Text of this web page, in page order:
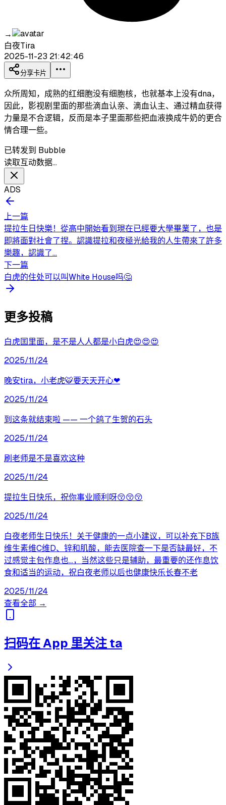
→
白夜Tira
2025-11-23 21:42:46
分享卡片
众所周知，成熟的红细胞没有细胞核，也就基本上没有dna，
因此，影视剧里面的那些滴血认亲、滴血认主、通过精血获得
力量是不合逻辑，反而是本子里面那些把血液换成牛奶的更合
情合理一些。
已转发到 Bubble
读取互动数据…
ADS
上一篇
提拉生日快樂！從高中開始看到現在已經要大學畢業了，也是
即將面對社會了捏。認識提拉和夜極光給我的人生帶來了許多
樂趣，認識了...
下一篇
白虎的住处可以叫White House吗🤔
更多投稿
白虎囯里面，是不是人人都是小白虎😍😍😍
2025/11/24
晚安tira，小老虎🐯要天天开心❤
2025/11/24
到这条就结束啦 —— 一个鸽了生贺的石头
2025/11/24
刷老师是不是喜欢这种
2025/11/24
提拉生日快乐，祝你事业顺利呀😚😚😚
2025/11/24
白夜老师生日快乐！关于健康的一点小建议，可以补充下B族
维生素维C维D、锌和肌酸，能去医院查一下是否缺最好，不
过感觉主包作息也…，当然这些只是辅助，最重要的还作息饮
食和适当的运动，祝白夜老师以后也健康快乐长春不老
2025/11/24
查看全部 →
扫码在 App 里关注 ta